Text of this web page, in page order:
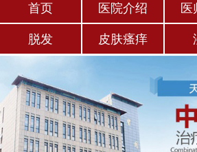
首页 医院介绍 医
脱发 皮肤瘙痒